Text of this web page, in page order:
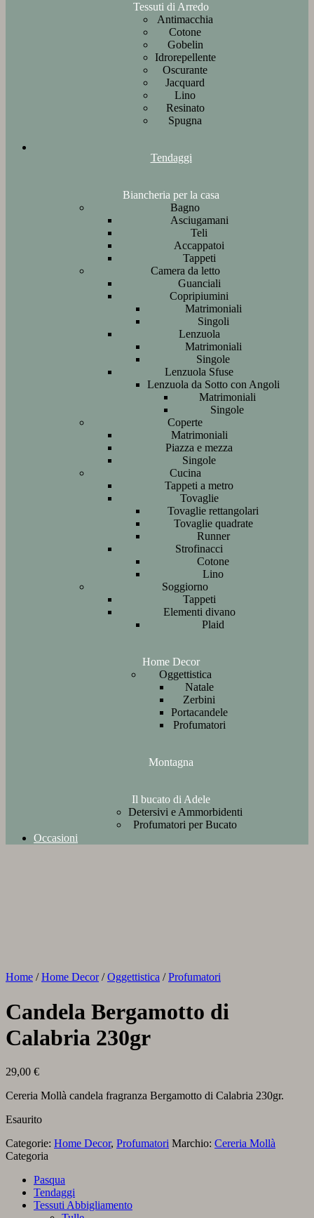
Tessuti di Arredo
Antimacchia
Cotone
Gobelin
Idrorepellente
Oscurante
Jacquard
Lino
Resinato
Spugna
Tendaggi
Biancheria per la casa
Bagno
Asciugamani
Teli
Accappatoi
Tappeti
Camera da letto
Guanciali
Copripiumini
Matrimoniali
Singoli
Lenzuola
Matrimoniali
Singole
Lenzuola Sfuse
Lenzuola da Sotto con Angoli
Matrimoniali
Singole
Coperte
Matrimoniali
Piazza e mezza
Singole
Cucina
Tappeti a metro
Tovaglie
Tovaglie rettangolari
Tovaglie quadrate
Runner
Strofinacci
Cotone
Lino
Soggiorno
Tappeti
Elementi divano
Plaid
Home Decor
Oggettistica
Natale
Zerbini
Portacandele
Profumatori
Montagna
Il bucato di Adele
Detersivi e Ammorbidenti
Profumatori per Bucato
Occasioni
Home / Home Decor / Oggettistica / Profumatori
Candela Bergamotto di
Calabria 230gr
29,00 €
Cereria Mollà candela fragranza Bergamotto di Calabria 230gr.
Esaurito
Categorie: Home Decor, Profumatori Marchio: Cereria Mollà
Categoria
Pasqua
Tendaggi
Tessuti Abbigliamento